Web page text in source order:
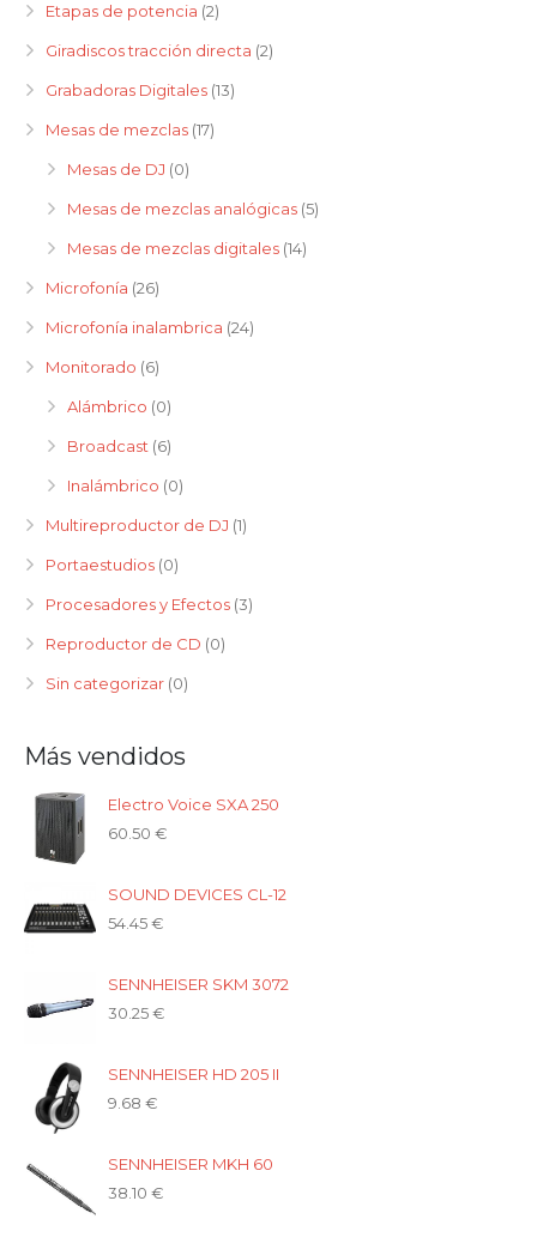
Etapas de potencia (2)
Giradiscos tracción directa (2)
Grabadoras Digitales (13)
Mesas de mezclas (17)
Mesas de DJ (0)
Mesas de mezclas analógicas (5)
Mesas de mezclas digitales (14)
Microfonía (26)
Microfonía inalambrica (24)
Monitorado (6)
Alámbrico (0)
Broadcast (6)
Inalámbrico (0)
Multireproductor de DJ (1)
Portaestudios (0)
Procesadores y Efectos (3)
Reproductor de CD (0)
Sin categorizar (0)
Más vendidos
Electro Voice SXA 250
60.50 €
SOUND DEVICES CL-12
54.45€
SENNHEISER SKM 3072
30.25€
SENNHEISER HD 205 II
9.68 €
SENNHEISER MKH 60
38.10 €